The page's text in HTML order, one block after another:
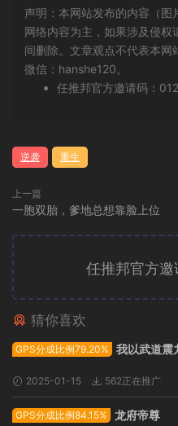
声明：本网站发布的内容（图
网络内容为主，如果涉及侵
间删除。文章观点不代表本网
微信：hanshe120。
任推邦官方邀请码：
逆袭 重生
上一篇
一胞双胎，爹地总想靠脸上位
任推邦官方
猜你喜欢
GPS分成比例79.20% 我以武道震
2025-01-15 562正在推广
GPS分成比例84.15% 龙府帝尊